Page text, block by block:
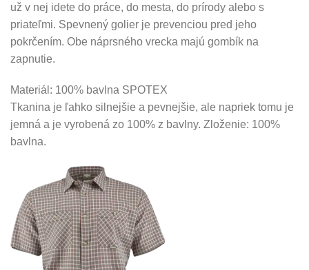
už v nej idete do práce, do mesta, do prírody alebo s
priateľmi. Spevnený golier je prevenciou pred jeho
pokrčením. Obe náprsného vrecka majú gombík na
zapnutie.
Materiál: 100% bavlna SPOTEX
Tkanina je ľahko silnejšie a pevnejšie, ale napriek tomu je
jemná a je vyrobená zo 100% z bavlny. Zloženie: 100%
bavlna.